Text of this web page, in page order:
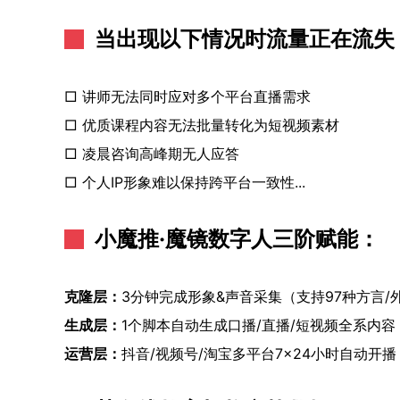
当出现以下情况时流量正在流失
□ 讲师无法同时应对多个平台直播需求
□ 优质课程内容无法批量转化为短视频素材
□ 凌晨咨询高峰期无人应答
□ 个人IP形象难以保持跨平台一致性...
小魔推·魔镜数字人三阶赋能：
克隆层： 3分钟完成形象&声音采集（支持97种方言/外
生成层： 1个脚本自动生成口播/直播/短视频全系内容
运营层： 抖音/视频号/淘宝多平台7×24小时自动开播